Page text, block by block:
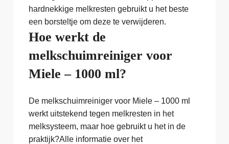
hardnekkige melkresten gebruikt u het beste
een borsteltje om deze te verwijderen.
Hoe werkt de
melkschuimreiniger voor
Miele – 1000 ml?
De melkschuimreiniger voor Miele – 1000 ml
werkt uitstekend tegen melkresten in het
melksysteem, maar hoe gebruikt u het in de
praktijk?Alle informatie over het